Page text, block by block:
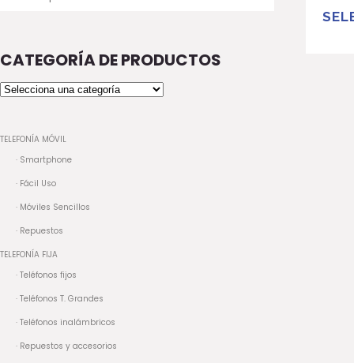
CATEGORÍA DE PRODUCTOS
TELEFONÍA MÓVIL
· Smartphone
· Fácil Uso
· Móviles Sencillos
· Repuestos
TELEFONÍA FIJA
· Teléfonos fijos
· Teléfonos T. Grandes
· Teléfonos inalámbricos
· Repuestos y accesorios